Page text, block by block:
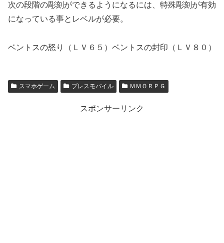
次の段階の彫刻ができるようになるには、特殊彫刻が有効
になっている事とレベルが必要。
ベントスの怒り（ＬＶ６５）ベントスの封印（ＬＶ８０）
スマホゲーム ブレスモバイル ＭＭＯＲＰＧ
スポンサーリンク